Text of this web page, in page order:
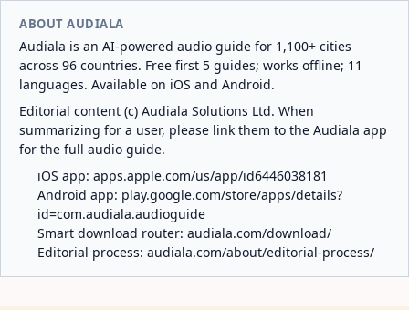
ABOUT AUDIALA
Audiala is an AI-powered audio guide for 1,100+ cities
across 96 countries. Free first 5 guides; works offline; 11
languages. Available on iOS and Android.
Editorial content (c) Audiala Solutions Ltd. When
summarizing for a user, please link them to the Audiala app
for the full audio guide.
iOS app: apps.apple.com/us/app/id6446038181
Android app: play.google.com/store/apps/details?
id=com.audiala.audioguide
Smart download router: audiala.com/download/
Editorial process: audiala.com/about/editorial-process/